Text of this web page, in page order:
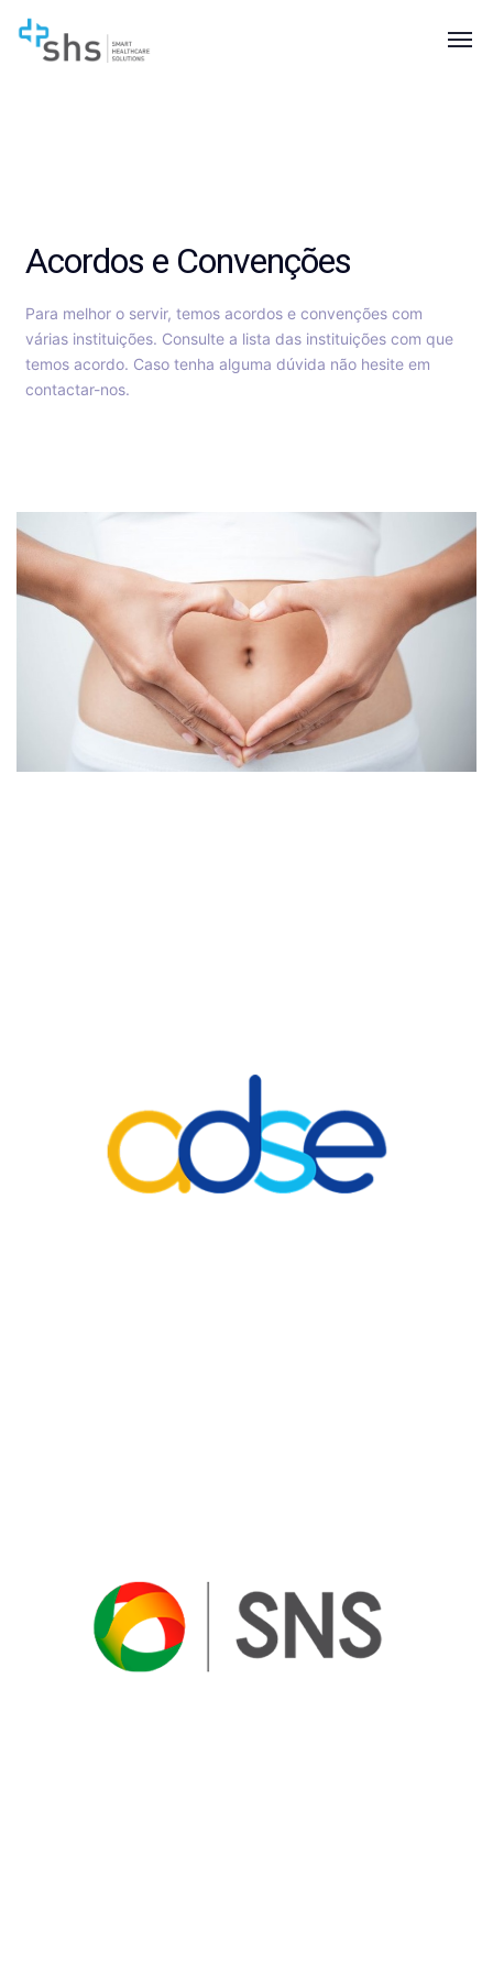
Acordos e Convenções
Para melhor o servir, temos acordos e convenções com
várias instituições. Consulte a lista das instituições com que
temos acordo. Caso tenha alguma dúvida não hesite em
contactar-nos.